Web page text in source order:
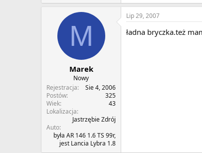
M
Marek
Nowy
Rejestracja
Sie 4, 2006
Postów
325
Wiek
43
Lokalizacja
Jastrzębie Zdrój
Auto
była AR 146 1.6 TS 99r,
jest Lancia Lybra 1.8
Lip 29, 2007
ładna bryczka.też